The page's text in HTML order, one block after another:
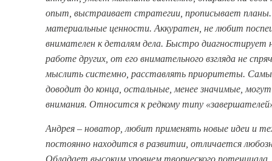
опыт, выстраивает стратегии, прописывает
материальные ценности. Аккуратен, не любит
внимателен к деталям дела. Быстро диагностирует
работе других, от его внимательного взгляда не
мыслить системно, расставлять приоритеты.
доводит до конца, остальные, менее значимые,
внимания. Относится к редкому типу
Андрея – новатор, любит применять новые идеи и
постоянно находится в развитии, отличается
Обладает высоким уровнем творческого